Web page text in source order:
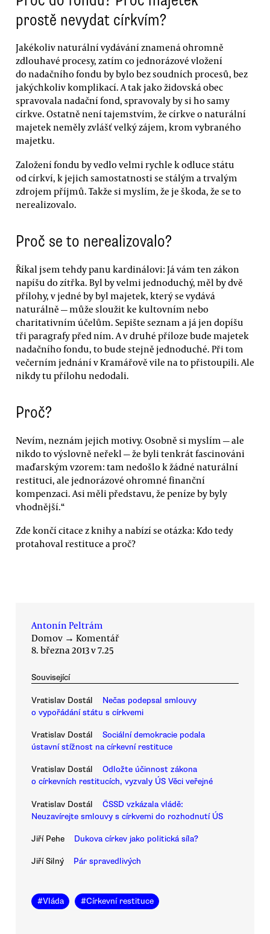
prostě nevydat církvím?
Jakékoliv naturální vydávání znamená ohromně
zdlouhavé procesy, zatím co jednorázové vložení
do nadačního fondu by bylo bez soudních procesů, bez
jakýchkoliv komplikací. A tak jako židovská obec
spravovala nadační fond, spravovaly by si ho samy
církve. Ostatně není tajemstvím, že církve o naturální
majetek neměly zvlášť velký zájem, krom vybraného
majetku.
Založení fondu by vedlo velmi rychle k odluce státu
od církví, k jejich samostatnosti se stálým a trvalým
zdrojem příjmů. Takže si myslím, že je škoda, že se to
nerealizovalo.
Proč se to nerealizovalo?
Říkal jsem tehdy panu kardinálovi: Já vám ten zákon
napíšu do zítřka. Byl by velmi jednoduchý, měl by dvě
přílohy, v jedné by byl majetek, který se vydává
naturálně — může sloužit ke kultovním nebo
charitativním účelům. Sepište seznam a já jen dopíšu
tři paragrafy před ním. A v druhé příloze bude majetek
nadačního fondu, to bude stejně jednoduché. Při tom
večerním jednání v Kramářově vile na to přistoupili. Ale
nikdy tu přílohu nedodali.
Proč?
Nevím, neznám jejich motivy. Osobně si myslím — ale
nikdo to výslovně neřekl — že byli tenkrát fascinováni
maďarským vzorem: tam nedošlo k žádné naturální
restituci, ale jednorázové ohromné finanční
kompenzaci. Asi měli představu, že peníze by byly
vhodnější.“
Zde končí citace z knihy a nabízí se otázka: Kdo tedy
protahoval restituce a proč?
Antonín Peltrám
Domov → Komentář
8. března 2013 v 7.25
Související
Vratislav Dostál
Nečas podepsal smlouvy
o vypořádání státu s církvemi
Vratislav Dostál
Sociální demokracie podala
ústavní stížnost na církevní restituce
Vratislav Dostál
Odložte účinnost zákona
o církevních restitucích, vyzvaly ÚS Věci veřejné
Vratislav Dostál
ČSSD vzkázala vládě:
Neuzavírejte smlouvy s církvemi do rozhodnutí ÚS
Jiří Pehe Dukova církev jako politická síla?
Jiří Silný Pár spravedlivých
#Vláda #Církevní restituce